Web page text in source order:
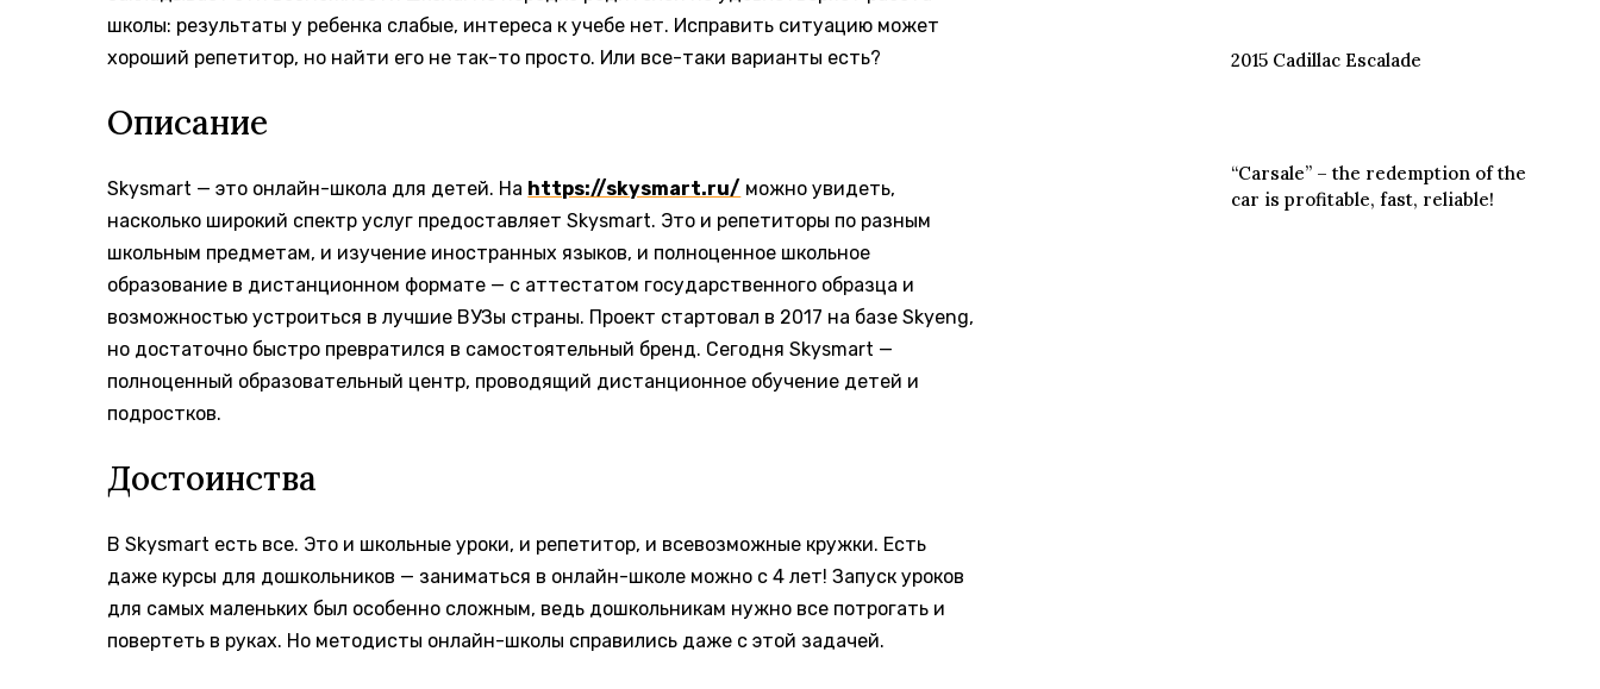
школы: результаты у ребенка слабые, интереса к учебе нет. Исправить ситуацию может
хороший репетитор, но найти его не так-то просто. Или все-таки варианты есть?
Описание
Skysmart — это онлайн-школа для детей. На https://skysmart.ru/ можно увидеть,
насколько широкий спектр услуг предоставляет Skysmart. Это и репетиторы по разным
школьным предметам, и изучение иностранных языков, и полноценное школьное
образование в дистанционном формате — с аттестатом государственного образца и
возможностью устроиться в лучшие ВУЗы страны. Проект стартовал в 2017 на базе Skyeng,
но достаточно быстро превратился в самостоятельный бренд. Сегодня Skysmart —
полноценный образовательный центр, проводящий дистанционное обучение детей и
подростков.
Достоинства
В Skysmart есть все. Это и школьные уроки, и репетитор, и всевозможные кружки. Есть
даже курсы для дошкольников — заниматься в онлайн-школе можно с 4 лет! Запуск уроков
для самых маленьких был особенно сложным, ведь дошкольникам нужно все потрогать и
повертеть в руках. Но методисты онлайн-школы справились даже с этой задачей.
2015 Cadillac Escalade
“Carsale” – the redemption of the
car is profitable, fast, reliable!